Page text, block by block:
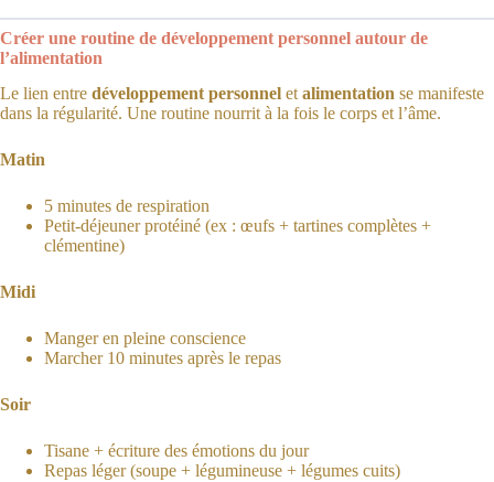
Créer une routine de développement personnel autour de
l’alimentation
Le lien entre développement personnel et alimentation se manifeste
dans la régularité. Une routine nourrit à la fois le corps et l’âme.
Matin
5 minutes de respiration
Petit-déjeuner protéiné (ex : œufs + tartines complètes +
clémentine)
Midi
Manger en pleine conscience
Marcher 10 minutes après le repas
Soir
Tisane + écriture des émotions du jour
Repas léger (soupe + légumineuse + légumes cuits)